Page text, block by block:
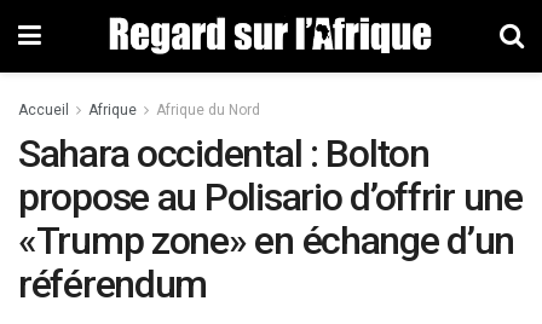
Accueil Afrique Afrique du Nord
Sahara occidental : Bolton
propose au Polisario d’offrir une
«Trump zone» en échange d’un
référendum